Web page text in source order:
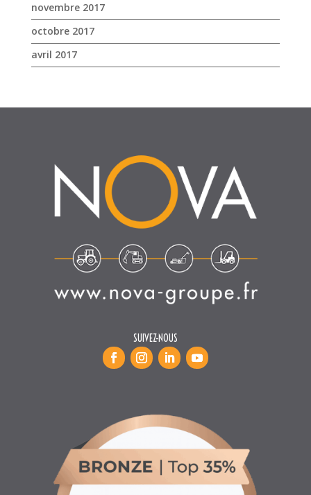
novembre 2017
octobre 2017
avril 2017
SUIVEZ-NOUS